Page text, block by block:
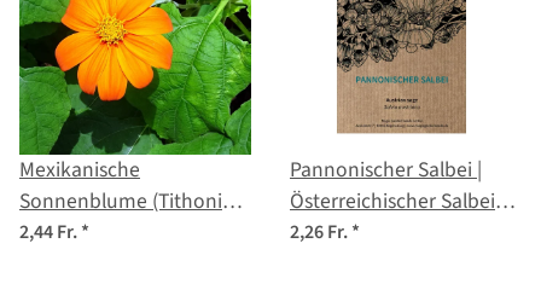
Mexikanische
Sonnenblume (Tithonia
rotundifolia) Samen
2,44 Fr.*
Pannonischer Salbei |
Österreichischer Salbei
(Salvia austriaca) Samen
2,26 Fr.*